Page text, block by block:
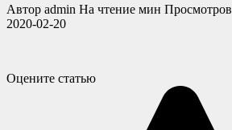
Автор admin На чтение мин Просмотров
2020-02-20
Оцените статью